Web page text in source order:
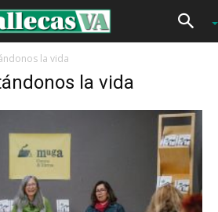
la vida
la vida